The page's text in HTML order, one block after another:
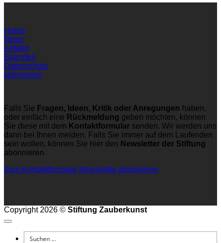
Home
News
Anfahrt
Spenden
Datenschutz
Impressum
Falls Sie Fragen, Ideen, Kritik oder Anregungen haben,
oder einfach eine Rückmeldung geben möchten, können
Sie diese mit dem Kontaktformular senden. Wir werden uns
dann bei Ihnen melden. Falls Sie immer auf dem Laufenden
sein wollen, können Sie hier den Newsletter der Stiftung
abonnieren.
Zum Kontaktformular Newsletter abonnieren
Copyright 2026 © Stiftung Zauberkunst